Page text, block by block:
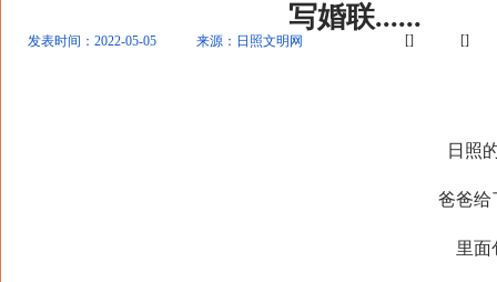
写婚联......
发表时间：2022-05-05 来源：日照文明网 [] []
日照
爸爸给
里面